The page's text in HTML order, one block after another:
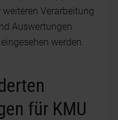
Verarbeitung
Auswertungen
werden.
für KMU